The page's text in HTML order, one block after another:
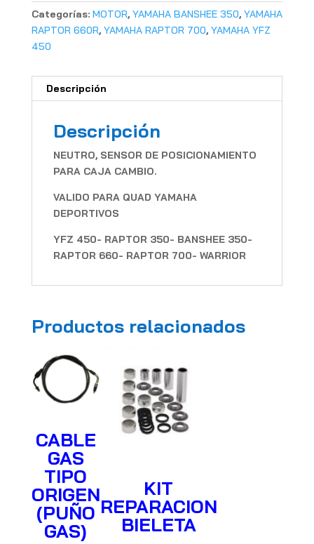
Categorías: MOTOR, YAMAHA BANSHEE 350, YAMAHA
RAPTOR 660R, YAMAHA RAPTOR 700, YAMAHA YFZ
450
Descripción
Descripción
NEUTRO, SENSOR DE POSICIONAMIENTO
PARA CAJA CAMBIO.
VALIDO PARA QUAD YAMAHA
DEPORTIVOS
YFZ 450- RAPTOR 350- BANSHEE 350-
RAPTOR 660- RAPTOR 700- WARRIOR
Productos relacionados
CABLE
GAS
TIPO
ORIGEN
(PUÑO
GAS)
KIT
REPARACION
BIELETA